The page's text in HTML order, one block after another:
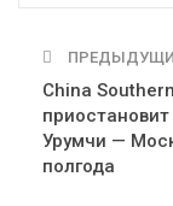
China Southern
Урумчи —
полгода